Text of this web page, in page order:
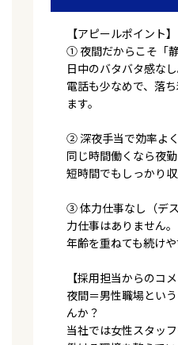
【アピールポイント】
① 夜間だからこそ「
日中のバタバタ感なし
電話も少なめで、落
ます。
② 深夜手当で効率よ
同じ時間働くなら夜
短時間でもしっかり収
③ 体力仕事なし（デス
力仕事はありません。
年齢を重ねても続けや
【採用担当からのコメ
夜間＝男性職場とい
んか？
当社では女性スタッ